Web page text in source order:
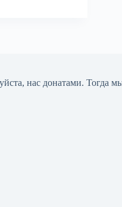
нас донатами. Тогда